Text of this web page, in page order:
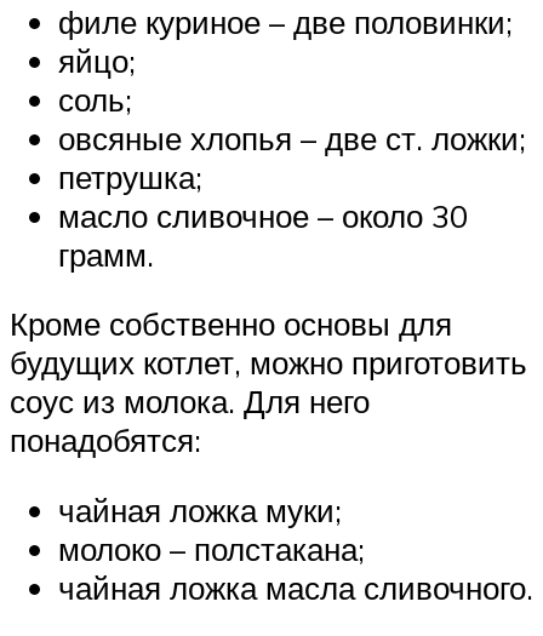
филе куриное – две половинки;
яйцо;
соль;
овсяные хлопья – две ст. ложки;
петрушка;
масло сливочное – около 30
грамм.
Кроме собственно основы для
будущих котлет, можно приготовить
соус из молока. Для него
понадобятся:
чайная ложка муки;
молоко – полстакана;
чайная ложка масла сливочного.